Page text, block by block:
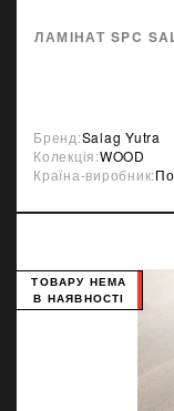
ЛАМІНАТ SPC
Бренд:Salag Yutra
Колекція:WOOD
Країна-виробник:
ТОВАРУ НЕМА
В НАЯВНОСТІ